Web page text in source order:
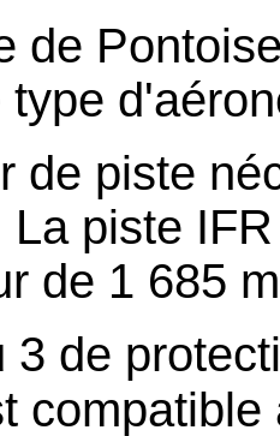
de
de piste
La piste
de 1 685
3 de